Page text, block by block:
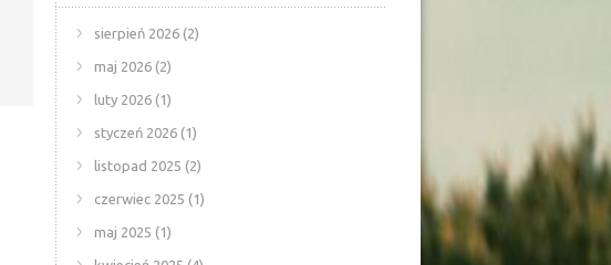
sierpień 2026 (2)
maj 2026 (2)
luty 2026 (1)
styczeń 2026 (1)
listopad 2025 (2)
czerwiec 2025 (1)
maj 2025 (1)